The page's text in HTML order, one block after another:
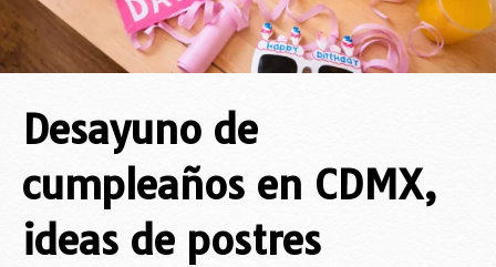
Desayuno de
cumpleaños en CDMX,
ideas de postres